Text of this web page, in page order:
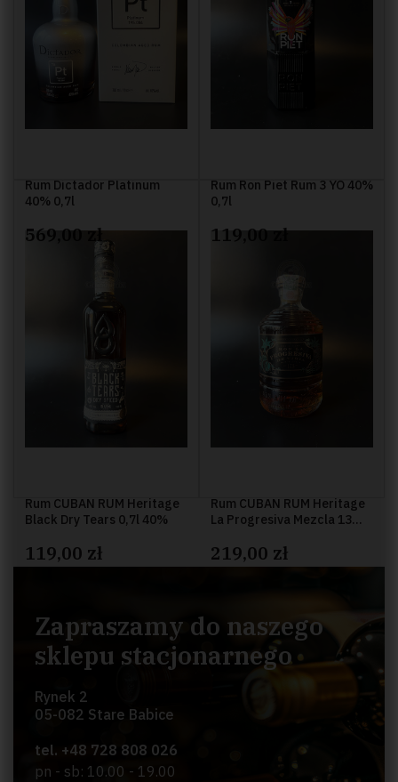
Rum Dictador Platinum
40% 0,7l
569,00 zł
Rum Ron Piet Rum 3 YO 40%
0,7l
119,00 zł
Rum CUBAN RUM Heritage
Black Dry Tears 0,7l 40%
119,00 zł
Rum CUBAN RUM Heritage
La Progresiva Mezcla 13
219,00 zł
Zapraszamy do naszego
sklepu stacjonarnego
Rynek 2
05-082 Stare Babice
tel. +48 728 808 026
pn - sb: 10.00 - 19.00